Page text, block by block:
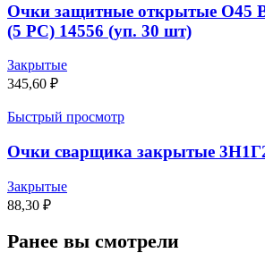
Очки защитные открытые
(5 PС) 14556 (уп. 30 шт)
Закрытые
345,60 ₽
Быстрый просмотр
Очки сварщика закрытые
Закрытые
88,30 ₽
Ранее вы смотрели